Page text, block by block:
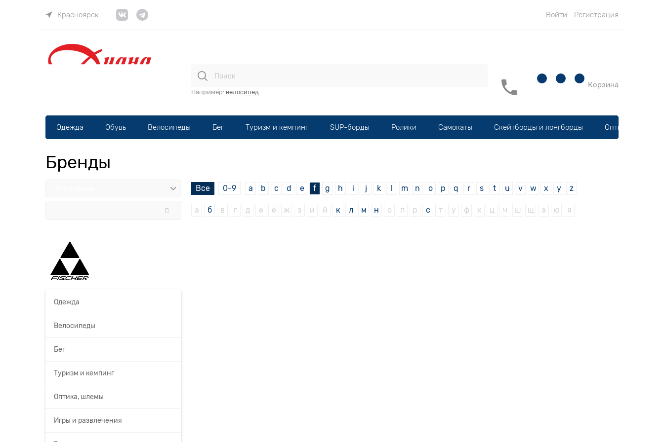
Красноярск Войти Регистрация
Например: велосипед
Корзина
Одежда Обувь Велосипеды Бег Туризм и кемпинг SUP-борды Ролики Самокаты Скейтборды и лонгборды Оптика, шлемы
Бренды
Все 0-9 a b c d e f g h i j k m n o p q r s t u v w x y z
а б в г д е ё ж з и й к л м н о п р с т у ф х ц ч ш щ э ю я
Одежда
Велосипеды
Бег
Туризм и кемпинг
Оптика, шлемы
Игры и развлечения